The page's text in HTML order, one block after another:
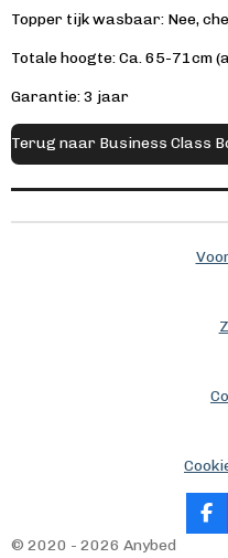
Topper tijk wasbaar: Nee,
Totale hoogte: Ca. 65-71cm
Garantie: 3 jaar
Terug naar Business Class
F
a
© 2020 - 2026 Anybed